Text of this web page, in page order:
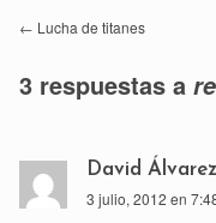
← Lucha de titanes
3 respuestas a
David Álvarez
3 julio, 2012 en